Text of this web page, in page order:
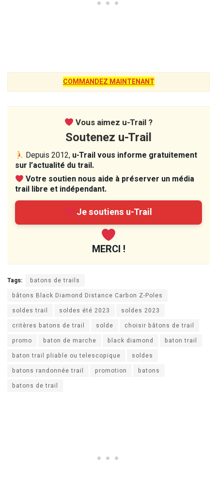
COMMANDEZ MAINTENANT
Vous aimez u-Trail ?
Soutenez u-Trail
Depuis 2012, u-Trail vous informe gratuitement
sur l’actualité du trail.
Votre soutien nous aide à préserver un média
trail libre et indépendant.
Je soutiens u-Trail
MERCI !
Tags:
batons de trails
bâtons Black Diamond Distance Carbon Z-Poles
soldes trail
soldes été 2023
soldes 2023
critères batons de trail
solde
choisir bâtons de trail
promo
baton de marche black diamond
baton trail
baton trail pliable ou telescopique
soldes
batons randonnée trail
promotion
batons
batons de trail